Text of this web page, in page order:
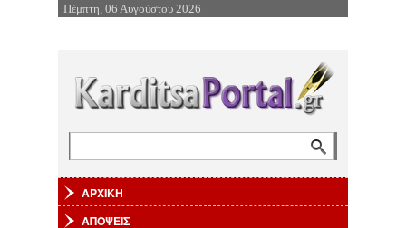
Επιστροφή στην Πλοήγηση
Πέμπτη, 06 Αυγούστου 2026
ΑΡΧΙΚΗ
ΑΠΟΨΕΙΣ